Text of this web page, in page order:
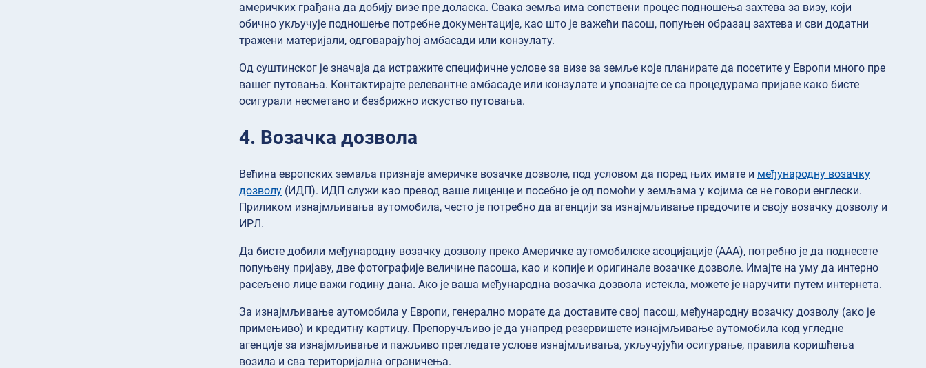
америчких грађана да добију визе пре доласка. Свака земља има сопствени процес подношења захтева за визу, који
обично укључује подношење потребне документације, као што је важећи пасош, попуњен образац захтева и сви додатни
тражени материјали, одговарајућој амбасади или конзулату.
Од суштинског је значаја да истражите специфичне услове за визе за земље које планирате да посетите у Европи много пре
вашег путовања. Контактирајте релевантне амбасаде или конзулате и упознајте се са процедурама пријаве како бисте
осигурали несметано и безбрижно искуство путовања.
4. Возачка дозвола
Већина европских земаља признаје америчке возачке дозволе, под условом да поред њих имате и међународну возачку
дозволу (ИДП). ИДП служи као превод ваше лиценце и посебно је од помоћи у земљама у којима се не говори енглески.
Приликом изнајмљивања аутомобила, често је потребно да агенцији за изнајмљивање предочите и своју возачку дозволу и
ИРЛ.
Да бисте добили међународну возачку дозволу преко Америчке аутомобилске асоцијације (ААА), потребно је да поднесете
попуњену пријаву, две фотографије величине пасоша, као и копије и оригинале возачке дозволе. Имајте на уму да интерно
расељено лице важи годину дана. Ако је ваша међународна возачка дозвола истекла, можете је наручити путем интернета.
За изнајмљивање аутомобила у Европи, генерално морате да доставите свој пасош, међународну возачку дозволу (ако је
примењиво) и кредитну картицу. Препоручљиво је да унапред резервишете изнајмљивање аутомобила код угледне
агенције за изнајмљивање и пажљиво прегледате услове изнајмљивања, укључујући осигурање, правила коришћења
возила и сва територијална ограничења.